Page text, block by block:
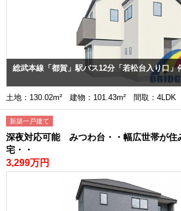
総武本線「都賀」駅バス12分「若松台入り口」
土地：130.02m² 建物：101.43m² 間取：4LDK
新築一戸建て
深夜対応可能 みつわ台・・幅広世帯が住
宅・・
3,299万円